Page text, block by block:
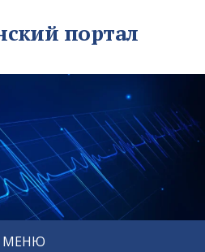
портал
МЕНЮ